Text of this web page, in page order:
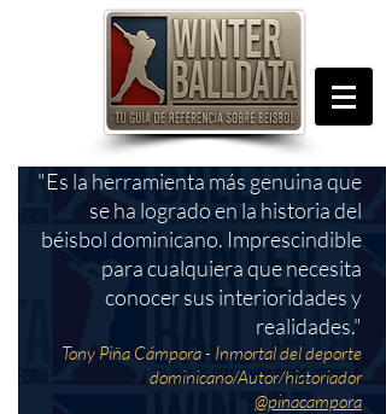
"Es la herramienta más genuina que
se ha logrado en la historia del
béisbol dominicano. Imprescindible
para cualquiera que necesita
conocer sus interioridades y
realidades."
Tony Piña Cámpora - Inmortal del deporte
dominicano/Autor/historiador
@pinacampora